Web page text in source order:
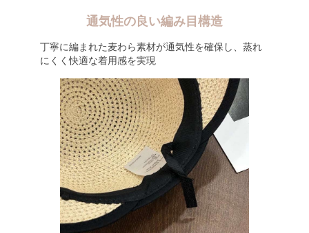
通気性の良い編み目構造
丁寧に編まれた麦わら素材が通気性を確保し、蒸れ
にくく快適な着用感を実現